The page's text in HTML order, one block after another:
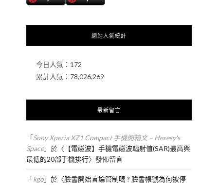
網站人氣統計
今日人氣： 172
累計人氣： 78,026,269
最新留言
「Sony Xperia XZ1 Compact 手機開箱文 – Heresy's
Space」於〈 【電磁波】手機電磁波輻射值(SAR)最高與
最低的20部手機排行〉發佈留言
「kgo」於〈臉書開始言論管制嗎 ? 臉書帳號為何被停